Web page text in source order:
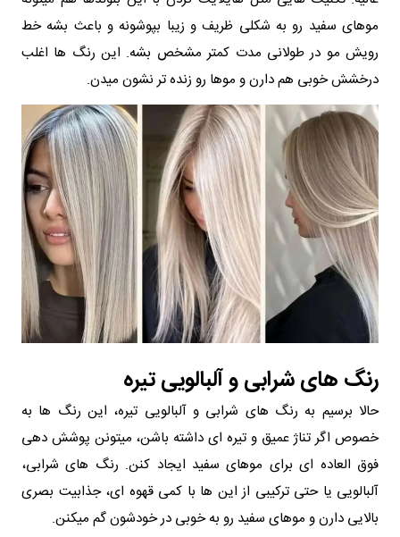
موهای سفید رو به شکلی ظریف و زیبا بپوشونه و باعث بشه خط
رویش مو در طولانی مدت کمتر مشخص بشه. این رنگ‌ ها اغلب
درخشش خوبی هم دارن و موها رو زنده‌ تر نشون میدن.
رنگ‌ های شرابی و آلبالویی تیره
حالا برسیم به رنگ‌ های شرابی و آلبالویی تیره، این رنگ‌ ها به
خصوص اگر تناژ عمیق و تیره‌ ای داشته باشن، میتونن پوشش‌ دهی
فوق‌ العاده‌ ای برای موهای سفید ایجاد کنن. رنگ‌ های شرابی،
آلبالویی یا حتی ترکیبی از این‌ ها با کمی قهوه‌ ای، جذابیت بصری
بالایی دارن و موهای سفید رو به خوبی در خودشون گم میکنن.